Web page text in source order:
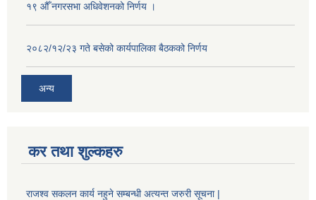
१९ औँ नगरसभा अधिवेशनको निर्णय ।
२०८२/१२/२३ गते बसेको कार्यपालिका बैठकको निर्णय
अन्य
कर तथा शुल्कहरु
राजश्व सकलन कार्य नहुने सम्बन्धी अत्यन्त जरुरी सूचना |